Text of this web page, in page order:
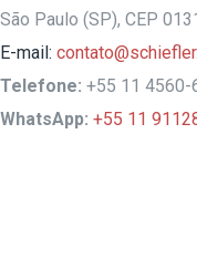
São Paulo (SP), CEP
E-mail:
Telefone: +55 11 4560-
WhatsApp: +55 11